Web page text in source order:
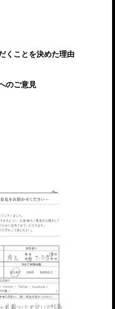
くことを決めた理由
のご意見